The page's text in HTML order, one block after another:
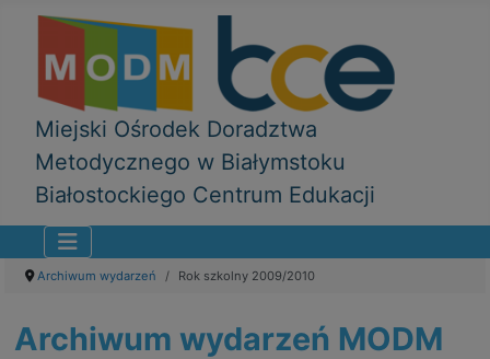
Miejski Ośrodek Doradztwa
Metodycznego w Białymstoku
Białostockiego Centrum Edukacji
Archiwum wydarzeń Rok szkolny 2009/2010
Archiwum wydarzeń MODM